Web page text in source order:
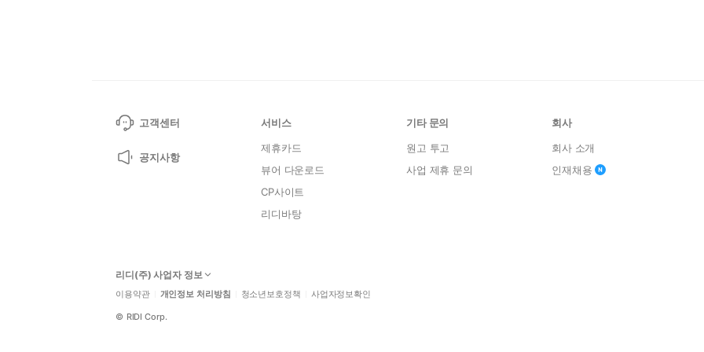
고객센터
공지사항
서비스
제휴카드
뷰어 다운로드
CP사이트
리디바탕
기타 문의
원고 투고
사업 제휴 문의
회사
회사 소개
인재채용
리디(주) 사업자 정보
이용약관 개인정보 처리방침 청소년보호정책 사업자정보확인
© RIDI Corp.